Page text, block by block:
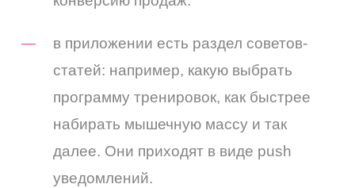
в приложении есть раздел советов-
статей: например, какую выбрать
программу тренировок, как быстрее
набирать мышечную массу и так
далее. Они приходят в виде push
уведомлений.